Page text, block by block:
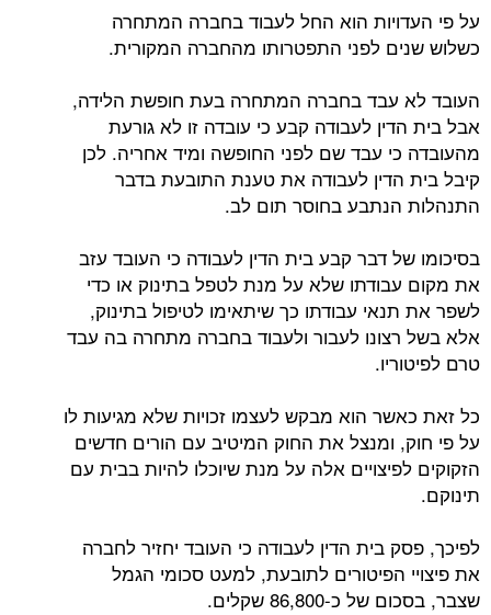
על פי העדויות הוא החל לעבוד בחברה המתחרה
כשלוש שנים לפני התפטרותו מהחברה המקורית.
העובד לא עבד בחברה המתחרה בעת חופשת הלידה,
אבל בית הדין לעבודה קבע כי עובדה זו לא גורעת
מהעובדה כי עבד שם לפני החופשה ומיד אחריה. לכן
קיבל בית הדין לעבודה את טענת התובעת בדבר
התנהלות הנתבע בחוסר תום לב.
בסיכומו של דבר קבע בית הדין לעבודה כי העובד עזב
את מקום עבודתו שלא על מנת לטפל בתינוק או כדי
לשפר את תנאי עבודתו כך שיתאימו לטיפול בתינוק,
אלא בשל רצונו לעבור ולעבוד בחברה מתחרה בה עבד
טרם לפיטוריו.
כל זאת כאשר הוא מבקש לעצמו זכויות שלא מגיעות לו
על פי חוק, ומנצל את החוק המיטיב עם הורים חדשים
הזקוקים לפיצויים אלה על מנת שיוכלו להיות בבית עם
תינוקם.
לפיכך, פסק בית הדין לעבודה כי העובד יחזיר לחברה
את פיצויי הפיטורים לתובעת, למעט סכומי הגמל
שצבר, בסכום של כ-86,800 שקלים.